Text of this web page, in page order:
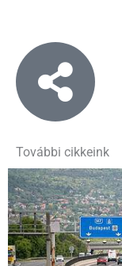
További cikkeink